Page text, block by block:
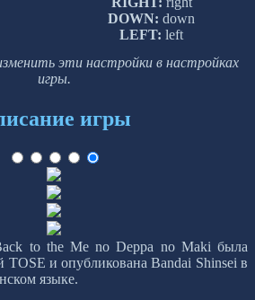
DOWN: down
LEFT: left
эти настройки в настройках
игры.
игры
to the Me no Deppa no Maki была
TOSE и опубликована Bandai Shinsei в
языке.